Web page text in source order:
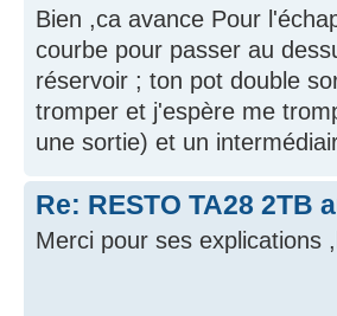
Bien ,ca avance Pour
courbe pour passer au
réservoir ; ton pot double
tromper et j'espère me
une sortie) et un
Re: RESTO TA28 2TB
Merci pour ses explications